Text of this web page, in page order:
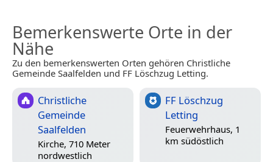
Bemerkenswerte Orte in der
Nähe
Zu den bemerkenswerten Orten gehören Christliche
Gemeinde Saalfelden und FF Löschzug Letting.
Christliche
Gemeinde
Saalfelden
Kirche, 710 Meter
nordwestlich
FF Löschzug
Letting
Feuerwehrhaus, 1
km südöstlich